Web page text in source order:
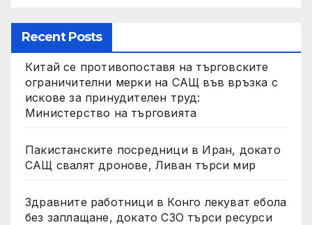
Recent Posts
Китай се противопоставя на търговските
ограничителни мерки на САЩ във връзка с
искове за принудителен труд:
Министерство на търговията
Пакистанските посредници в Иран, докато
САЩ свалят дронове, Ливан търси мир
Здравните работници в Конго лекуват ебола
без заплащане, докато СЗО търси ресурси